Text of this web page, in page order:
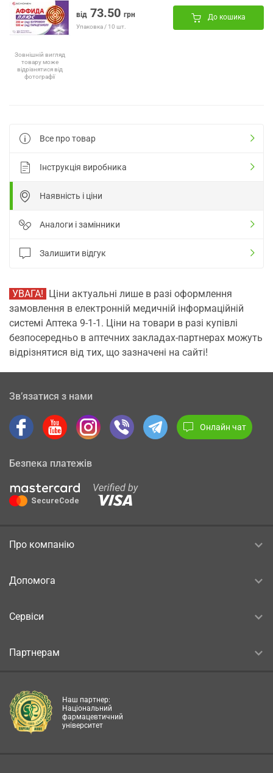
Зовнішній вигляд
товару може
відрізнятися від
фотографії
від 73.50 грн
Упаковка / 10 шт.
До кошика
Все про товар
Інструкція виробника
Наявність і ціни
Аналоги і замінники
Залишити відгук
УВАГА! Ціни актуальні лише в разі оформлення
замовлення в електронній медичній інформаційній
системі Аптека 9-1-1. Ціни на товари в разі купівлі
безпосередньо в аптечних закладах-партнерах можуть
відрізнятися від тих, що зазначені на сайті!
Зв’язатися з нами
Онлайн чат
Безпека платежів
Про компанію
Допомога
Сервіси
Партнерам
Наш партнер:
Національний
фармацевтичний
університет